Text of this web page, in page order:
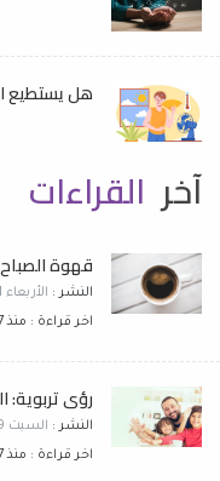
هل يستطيع
آخر القراءات
قهوة
النشر : الأربعاء 31 تموز 2019
اخر قراءة : منذ 47 دقيقة
رؤى تربوية:
النشر : السبت 19 شباط 2022
اخر قراءة : منذ 47 دقيقة